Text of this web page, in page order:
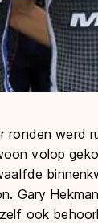
ronden werd
volop
Gary
ook